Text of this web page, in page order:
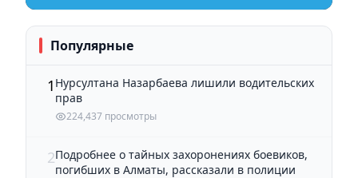
Популярные
1 Нурсултана Назарбаева лишили водительских
прав
224,437 просмотры
2Подробнее о тайных захоронениях боевиков,
погибших в Алматы, рассказали в полиции